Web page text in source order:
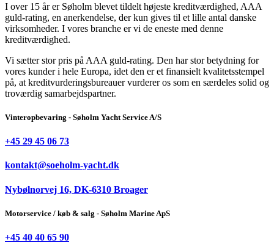
I over 15 år er Søholm blevet tildelt højeste kreditværdighed, AAA
guld-rating, en anerkendelse, der kun gives til et lille antal danske
virksomheder. I vores branche er vi de eneste med denne
kreditværdighed.
Vi sætter stor pris på AAA guld-rating. Den har stor betydning for
vores kunder i hele Europa, idet den er et finansielt kvalitetsstempel
på, at kreditvurderingsbureauer vurderer os som en særdeles solid og
troværdig samarbejdspartner.
Vinteropbevaring - Søholm Yacht Service A/S
+45 29 45 06 73
kontakt@soeholm-yacht.dk
Nybølnorvej 16, DK-6310 Broager
Motorservice / køb & salg - Søholm Marine ApS
+45 40 40 65 90